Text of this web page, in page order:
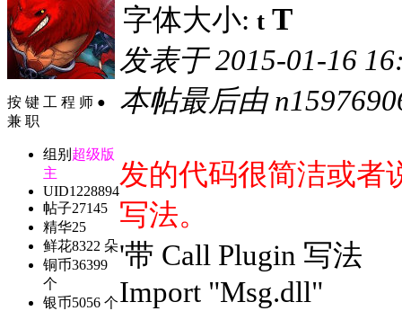
按 键 工 程 师 ●
兼 职
组别 超级版
主
UID1228894
帖子27145
精华25
鲜花8322 朵
铜币36399
个
银币5056 个
字体大小: t T
发表于2015-01-16
本帖最后由
发的代码很简洁或者
写法。
'带 Call Plugin 写法
Import "Msg.dll"